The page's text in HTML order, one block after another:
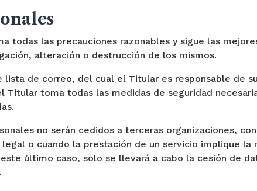
todas las precauciones razonables y sigue las
alteración o destrucción de los mismos.
lista de correo, del cual el Titular es responsable de
Titular toma todas las medidas de seguridad
no serán cedidos a terceras organizaciones,
o cuando la prestación de un servicio implique la
último caso, solo se llevará a cabo la cesión de